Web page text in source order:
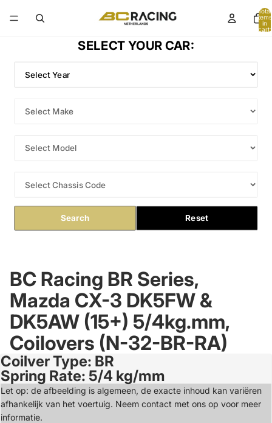
Total
items
in
cart:
SELECT YOUR CAR:
Search Reset
BC Racing BR Series,
Mazda CX-3 DK5FW &
DK5AW (15+) 5/4kg.mm,
Coilovers (N-32-BR-RA)
Open
image
in
full
screen
Coilver Type: BR
Spring Rate: 5/4 kg/mm
Let op: de afbeelding is algemeen, de exacte inhoud kan variëren
afhankelijk van het voertuig. Neem contact met ons op voor meer
informatie.